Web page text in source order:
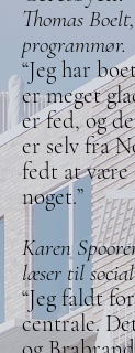
Thomas
programmør.
“Jeg har
er meget
er fed, og
er selv fra
fedt at være
noget.”
Karen
læser til
“Jeg faldt
centrale.